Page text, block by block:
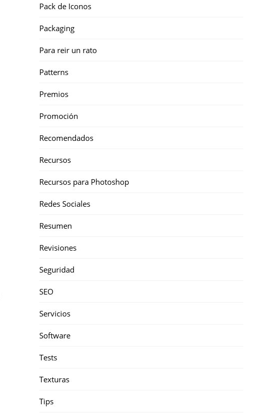
Pack de Iconos
Packaging
Para reir un rato
Patterns
Premios
Promoción
Recomendados
Recursos
Recursos para Photoshop
Redes Sociales
Resumen
Revisiones
Seguridad
SEO
Servicios
Software
Tests
Texturas
Tips